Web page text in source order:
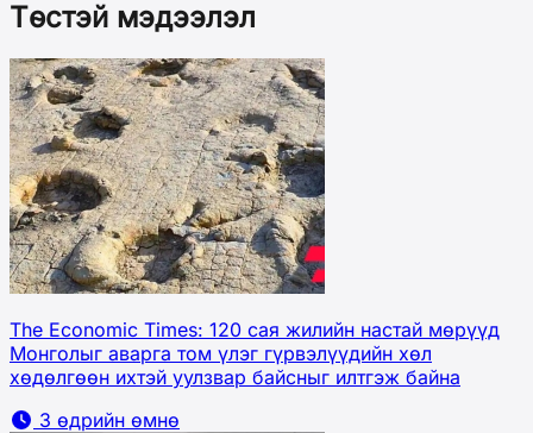
Төстэй мэдээлэл
The Economic Times: 120 сая жилийн настай мөрүүд
Монголыг аварга том үлэг гүрвэлүүдийн хөл
хөдөлгөөн ихтэй уулзвар байсныг илтгэж байна
3 өдрийн өмнө